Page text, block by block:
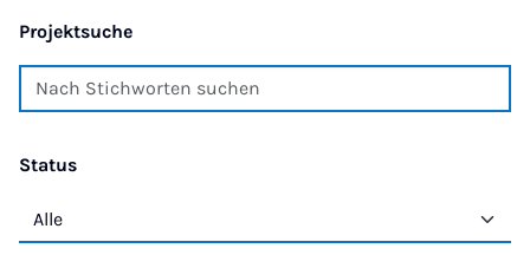
Projektsuche
Status